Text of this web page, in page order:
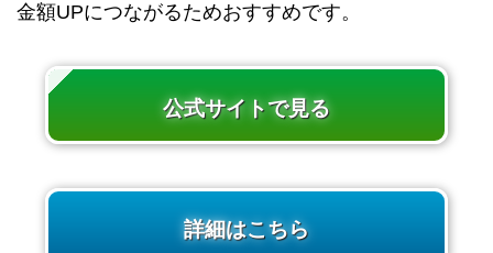
金額UPにつながるためおすすめです。
公式サイトで見る
詳細はこちら